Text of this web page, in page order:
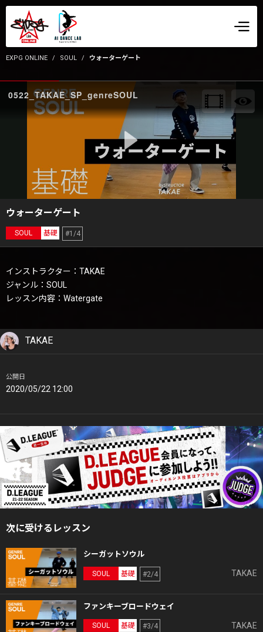
EXPG ONLINE SOUL ウォーターゲート
0522_TAKAE_SP_genreSOUL
ウォーターゲート
SOUL 基礎 #1/4
インストラクター：TAKAE
ジャンル：SOUL
レッスン内容：Watergate
TAKAE
公開日
2020/05/22 12:00
次に受けるレッスン
シーガットソウル
SOUL 基礎 #2/4 TAKAE
ファンキーブロードウェイ
SOUL 基礎 #3/4 TAKAE